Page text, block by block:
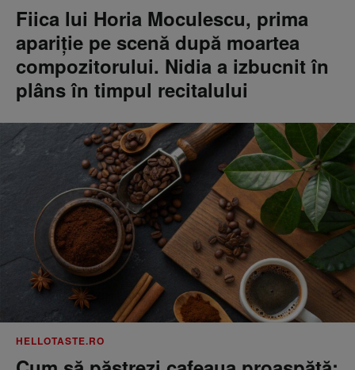
Fiica lui Horia Moculescu, prima
apariție pe scenă după moartea
compozitorului. Nidia a izbucnit în
plâns în timpul recitalului
HELLOTASTE.RO